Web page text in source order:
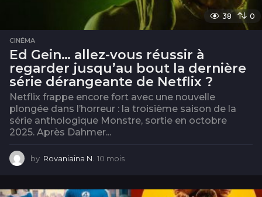
38 0
CINÉMA
Ed Gein… allez-vous réussir à
regarder jusqu’au bout la dernière
série dérangeante de Netflix ?
Netflix frappe encore fort avec une nouvelle
plongée dans l’horreur : la troisième saison de la
série anthologique Monstre, sortie en octobre
2025. Après Dahmer...
by Rovaniaina N. 10 mois
o